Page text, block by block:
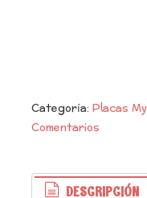
Categoría: Placas
Comentarios
DESCRIPCIÓN